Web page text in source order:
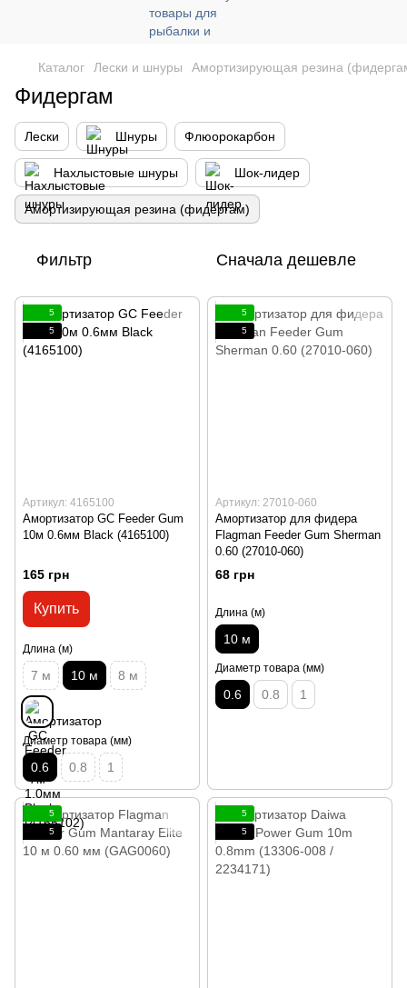
Каталог Лески и шнуры Амортизирующая резина
Фидергам
Лески Шнуры Флюорокарбон
Нахлыстовые шнуры Шок-лидер
Амортизирующая резина (фидергам)
Фильтр Сначала дешевле
5
5
Артикул: 4165100
Амортизатор GC Feeder Gum
10м 0.6мм Black (4165100)
165 грн
Купить
Длина (м)
7 м 10 м 8 м
Диаметр товара (мм)
0.6 0.8 1
5
5
Артикул: 27010-060
Амортизатор для фидера
Flagman Feeder Gum Sherman
0.60 (27010-060)
68 грн
Длина (м)
10 м
Диаметр товара (мм)
0.6 0.8 1
5
5
5
5